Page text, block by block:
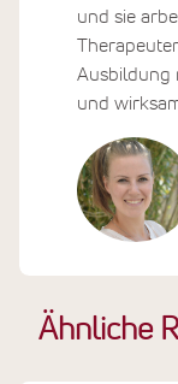
Ähnliche
und sie
Ausbildung
und